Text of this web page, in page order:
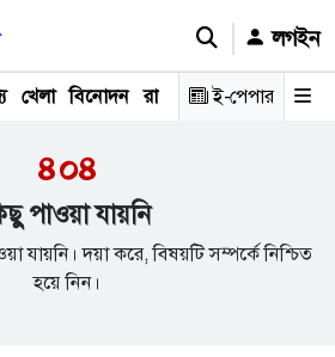
লগইন
খেলা বিনোদন রাজনীতি রাজধানী
ই-পেপার
৪০৪
পাওয়া যায়নি
যায়নি। দয়া করে, বিষয়টি সম্পর্কে নিশ্চিত
হয়ে নিন।